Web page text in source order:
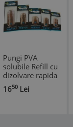
Pungi PVA
solubile Refill cu
dizolvare rapida
85 x 220 mm. -
Fox
1650 Lei